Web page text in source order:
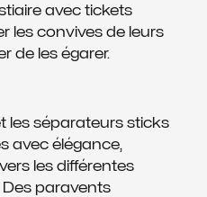
avec tickets
les convives de leurs
de les égarer.
les séparateurs sticks
avec élégance,
les différentes
paravents